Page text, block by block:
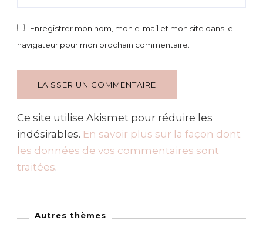
Enregistrer mon nom, mon e-mail et mon site dans le
navigateur pour mon prochain commentaire.
Ce site utilise Akismet pour réduire les
indésirables. En savoir plus sur la façon dont
les données de vos commentaires sont
traitées.
Autres thèmes